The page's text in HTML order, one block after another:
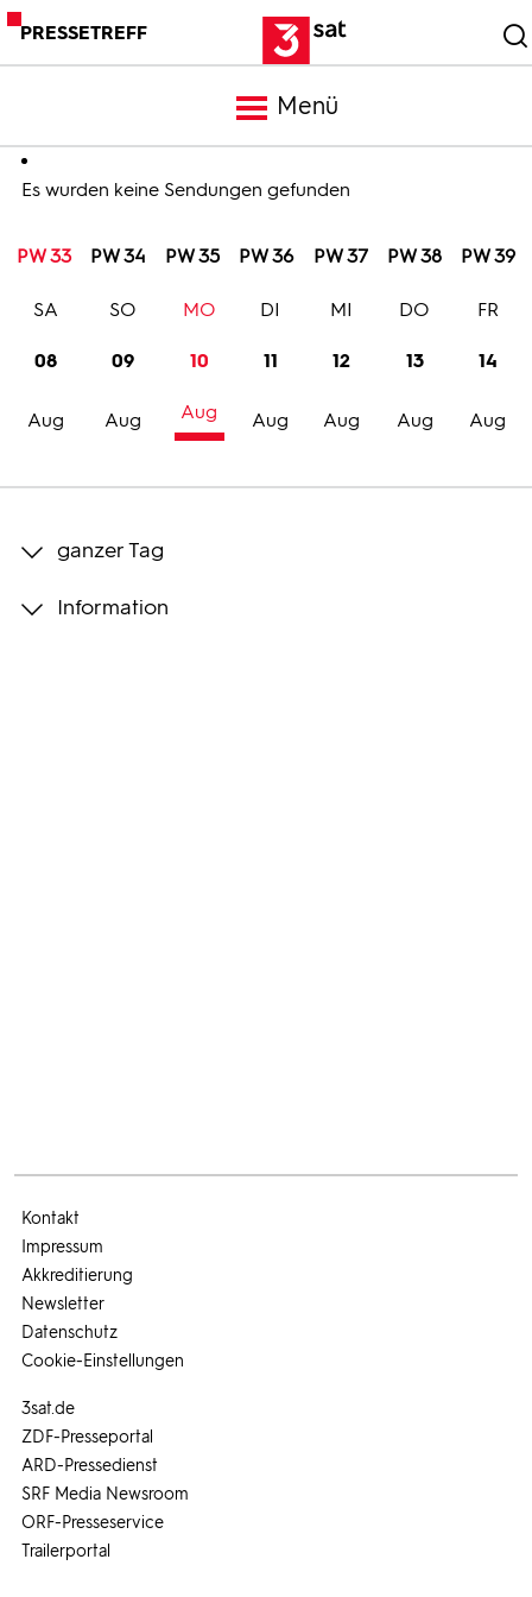
PRESSETREFF
Menü
Meldungen
Programm
Trailer
Bilder
Es wurden keine Sendungen gefunden
PW 33 PW 34 PW 35 PW 36 PW 37 PW 38 PW 39
08
Aug
SA
09
Aug
SO
10
Aug
MO
11
Aug
DI
12
Aug
MI
13
Aug
DO
14
Aug
FR
ganzer Tag
Information
3sat.de
ZDF-Presseportal
ARD-Pressedienst
SRF Media Newsroom
ORF-Presseservice
Trailerportal
Kontakt
Impressum
Akkreditierung
Newsletter
Datenschutz
Cookie-Einstellungen